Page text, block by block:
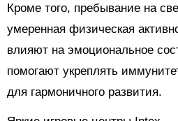
Кроме того, пребывание на
умеренная физическая
влияют на эмоциональное
помогают укреплять
для гармоничного развития.